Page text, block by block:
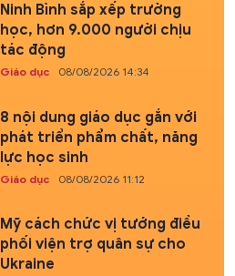
Ninh Bình sắp xếp trường
học, hơn 9.000 người chịu
tác động
Giáo dục 08/08/2026 14:34
8 nội dung giáo dục gắn với
phát triển phẩm chất, năng
lực học sinh
Giáo dục 08/08/2026 11:12
Mỹ cách chức vị tướng điều
phối viện trợ quân sự cho
Ukraine